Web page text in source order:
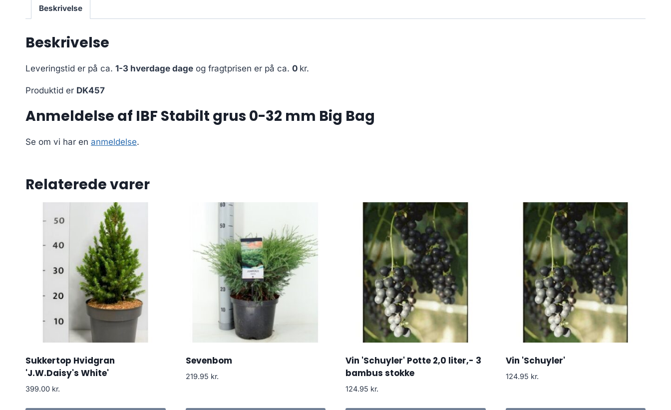
Beskrivelse
Beskrivelse
Leveringstid er på ca. 1-3 hverdage dage og fragtprisen er på ca. 0 kr.
Produktid er DK457
Anmeldelse af IBF Stabilt grus 0-32 mm Big Bag
Se om vi har en anmeldelse.
Relaterede varer
Sukkertop Hvidgran
'J.W.Daisy's White'
399.00 kr.
Sevenbom
219.95 kr.
Vin 'Schuyler' Potte 2,0 liter,- 3
bambus stokke
124.95 kr.
Vin 'Schuyler'
124.95 kr.